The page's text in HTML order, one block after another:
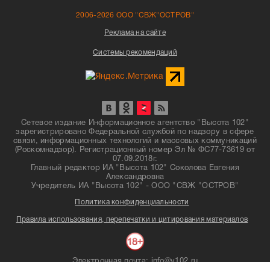
2006-2026 ООО "СВЖ"ОСТРОВ"
Реклама на сайте
Системы рекомендаций
Сетевое издание Информационное агентство "Высота 102"
зарегистрировано Федеральной службой по надзору в сфере
связи, информационных технологий и массовых коммуникаций
(Роскомнадзор). Регистрационный номер Эл № ФС77-73619 от
07.09.2018г.
Главный редактор ИА "Высота 102" Соколова Евгения
Александровна
Учредитель ИА "Высота 102" - ООО "СВЖ "ОСТРОВ"
Политика конфиденциальности
Правила использования, перепечатки и цитирования материалов